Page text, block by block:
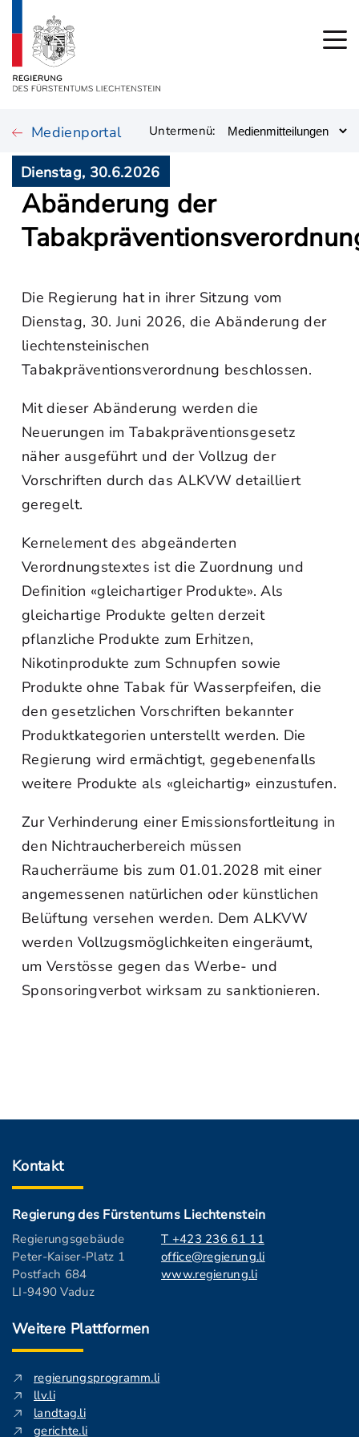
Medienportal Untermenü:
Dienstag, 30.6.2026
Abänderung der
Die Regierung hat in ihrer Sitzung vom
Dienstag, 30. Juni 2026, die Abänderung der
liechtensteinischen
Tabakpräventionsverordnung beschlossen.
Mit dieser Abänderung werden die
Neuerungen im Tabakpräventionsgesetz
näher ausgeführt und der Vollzug der
Vorschriften durch das ALKVW detailliert
geregelt.
Kernelement des abgeänderten
Verordnungstextes ist die Zuordnung und
Definition «gleichartiger Produkte». Als
gleichartige Produkte gelten derzeit
pflanzliche Produkte zum Erhitzen,
Nikotinprodukte zum Schnupfen sowie
Produkte ohne Tabak für Wasserpfeifen, die
den gesetzlichen Vorschriften bekannter
Produktkategorien unterstellt werden. Die
Regierung wird ermächtigt, gegebenenfalls
weitere Produkte als «gleichartig» einzustufen.
Zur Verhinderung einer Emissionsfortleitung in
den Nichtraucherbereich müssen
Raucherräume bis zum 01.01.2028 mit einer
angemessenen natürlichen oder künstlichen
Belüftung versehen werden. Dem ALKVW
werden Vollzugsmöglichkeiten eingeräumt,
um Verstösse gegen das Werbe- und
Sponsoringverbot wirksam zu sanktionieren.
Kontakt
Regierung des Fürstentums Liechtenstein
Regierungsgebäude
Peter-Kaiser-Platz 1
Postfach 684
LI-9490 Vaduz
T +423 236 61 11
office@regierung.li
www.regierung.li
Weitere Plattformen
regierungsprogramm.li
llv.li
landtag.li
gerichte.li